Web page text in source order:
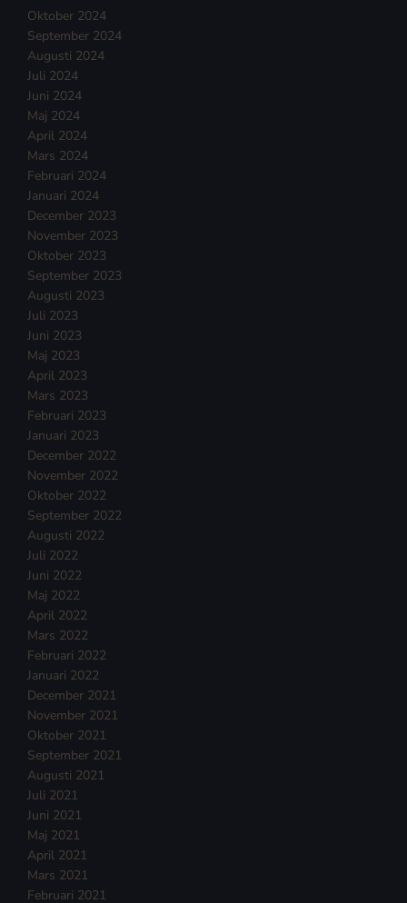
Oktober 2024
September 2024
Augusti 2024
Juli 2024
Juni 2024
Maj 2024
April 2024
Mars 2024
Februari 2024
Januari 2024
December 2023
November 2023
Oktober 2023
September 2023
Augusti 2023
Juli 2023
Juni 2023
Maj 2023
April 2023
Mars 2023
Februari 2023
Januari 2023
December 2022
November 2022
Oktober 2022
September 2022
Augusti 2022
Juli 2022
Juni 2022
Maj 2022
April 2022
Mars 2022
Februari 2022
Januari 2022
December 2021
November 2021
Oktober 2021
September 2021
Augusti 2021
Juli 2021
Juni 2021
Maj 2021
April 2021
Mars 2021
Februari 2021